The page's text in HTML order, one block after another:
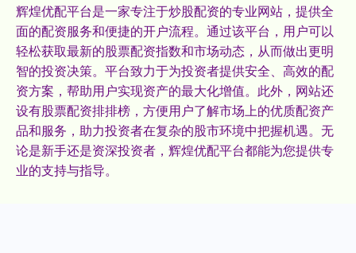
辉煌优配平台是一家专注于炒股配资的专业网站，提供全
面的配资服务和便捷的开户流程。通过该平台，用户可以
轻松获取最新的股票配资指数和市场动态，从而做出更明
智的投资决策。平台致力于为投资者提供安全、高效的配
资方案，帮助用户实现资产的最大化增值。此外，网站还
设有股票配资排排榜，方便用户了解市场上的优质配资产
品和服务，助力投资者在复杂的股市环境中把握机遇。无
论是新手还是资深投资者，辉煌优配平台都能为您提供专
业的支持与指导。